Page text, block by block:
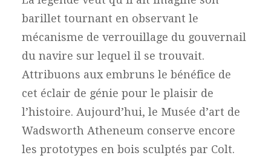
barillet tournant en observant le
mécanisme de verrouillage du gouvernail
du navire sur lequel il se trouvait.
Attribuons aux embruns le bénéfice de
cet éclair de génie pour le plaisir de
l’histoire. Aujourd’hui, le Musée d’art de
Wadsworth Atheneum conserve encore
les prototypes en bois sculptés par Colt.